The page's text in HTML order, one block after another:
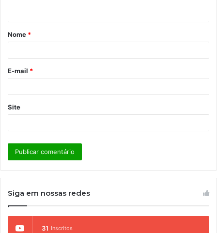
á
r
*
Nome *
E-mail *
Site
Siga em nossas redes
31 Inscritos